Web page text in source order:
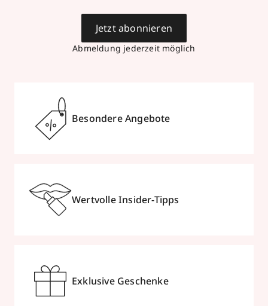
Abmeldung jederzeit möglich
Jetzt abonnieren
Besondere Angebote
Wertvolle Insider-Tipps
Exklusive Geschenke